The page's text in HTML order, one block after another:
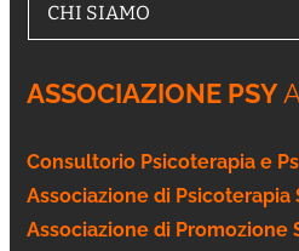
CHI SIAMO
ASSOCIAZIONE PSY
Consultorio Psicoterapia e
Associazione di Psicoterapia
Associazione di Promozione